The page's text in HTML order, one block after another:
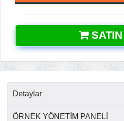
Detaylar
ÖRNEK YÖNETİM PANELİ